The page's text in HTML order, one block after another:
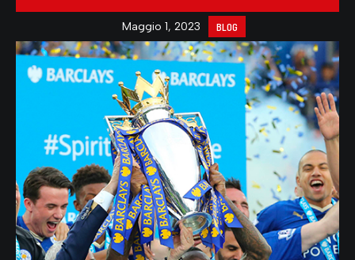
Maggio 1, 2023 BLOG